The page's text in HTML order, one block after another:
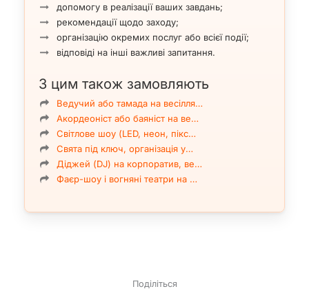
допомогу в реалізації ваших завдань;
рекомендації щодо заходу;
організацію окремих послуг або всієї події;
відповіді на інші важливі запитання.
З цим також замовляють
Ведучий або тамада на весілля…
Акордеоніст або баяніст на ве…
Світлове шоу (LED, неон, пікс…
Свята під ключ, організація у…
Діджей (DJ) на корпоратив, ве…
Фаєр-шоу і вогняні театри на …
Поділіться